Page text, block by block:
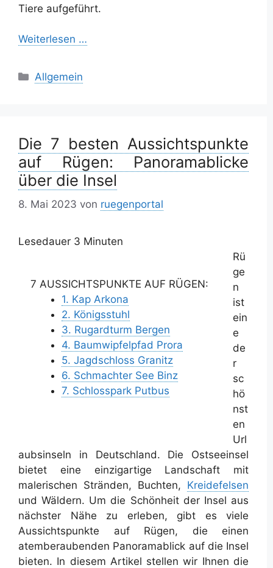
Tiere aufgeführt.
Weiterlesen …
Kategorien
Allgemein
Die 7 besten Aussichtspunkte
auf Rügen: Panoramablicke
über die Insel
8. Mai 2023 von ruegenportal
Lesedauer 3 Minuten
7 AUSSICHTSPUNKTE AUF RÜGEN:
1. Kap Arkona
2. Königsstuhl
3. Rugardturm Bergen
4. Baumwipfelpfad Prora
5. Jagdschloss Granitz
6. Schmachter See Binz
7. Schlosspark Putbus
Rü
ge
n
ist
ein
e
de
r
sc
hö
nst
en
Url
aubsinseln in Deutschland. Die Ostseeinsel
bietet eine einzigartige Landschaft mit
malerischen Stränden, Buchten, Kreidefelsen
und Wäldern. Um die Schönheit der Insel aus
nächster Nähe zu erleben, gibt es viele
Aussichtspunkte auf Rügen, die einen
atemberaubenden Panoramablick auf die Insel
bieten. In diesem Artikel stellen wir Ihnen die